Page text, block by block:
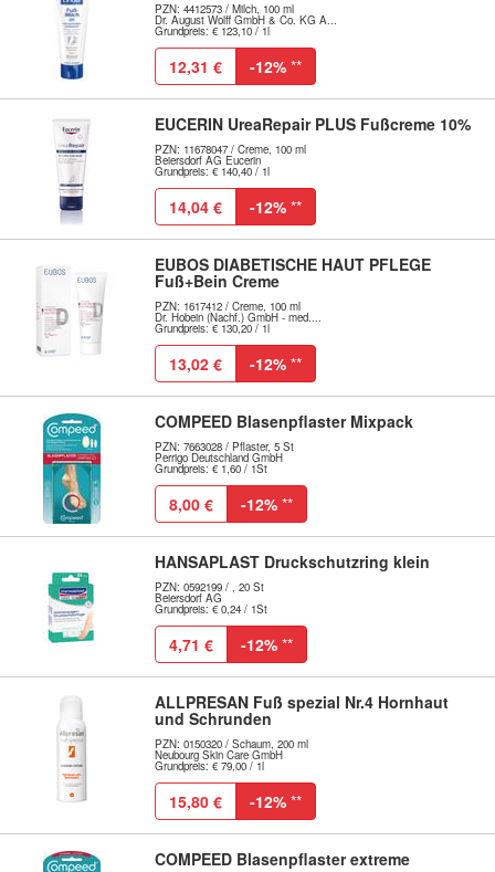
PZN: 4412573 / Milch, 100 ml
Dr. August Wolff GmbH & Co. KG A...
Grundpreis: € 123,10 / 1l
12,31 € -12% **
EUCERIN UreaRepair PLUS Fußcreme 10%
PZN: 11678047 / Creme, 100 ml
Beiersdorf AG Eucerin
Grundpreis: € 140,40 / 1l
14,04 € -12% **
EUBOS DIABETISCHE HAUT PFLEGE
Fuß+Bein Creme
PZN: 1617412 / Creme, 100 ml
Dr. Hobein (Nachf.) GmbH - med....
Grundpreis: € 130,20 / 1l
13,02 € -12% **
COMPEED Blasenpflaster Mixpack
PZN: 7663028 / Pflaster, 5 St
Perrigo Deutschland GmbH
Grundpreis: € 1,60 / 1St
8,00 € -12% **
HANSAPLAST Druckschutzring klein
PZN: 0592199 / , 20 St
Beiersdorf AG
Grundpreis: € 0,24 / 1St
4,71 € -12% **
ALLPRESAN Fuß spezial Nr.4 Hornhaut
und Schrunden
PZN: 0150320 / Schaum, 200 ml
Neubourg Skin Care GmbH
Grundpreis: € 79,00 / 1l
15,80 € -12% **
COMPEED Blasenpflaster extreme